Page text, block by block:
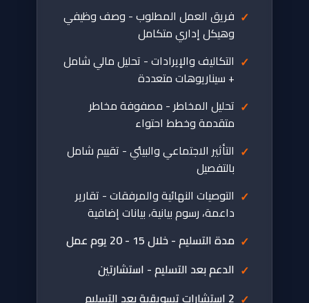
فريق العمل المطلوب - وصف وظيفي
وهيكل إداري متكامل
التكاليف والإيرادات - تحليل مالي شامل
+ سيناريوهات متعددة
تحليل المخاطر - مصفوفة مخاطر
متقدمة وخطط احتواء
التأثير الاجتماعي والبيئي - تقييم شامل
بالتفصيل
التوصيات النهائية والمرفقات - تقارير
داعمة، رسوم بيانية، بيانات إضافية
مدة التسليم - خلال 15 - 20 يوم عمل
الدعم بعد التسليم - استشارتين
2 استشارات تسويقية بعد التسليم